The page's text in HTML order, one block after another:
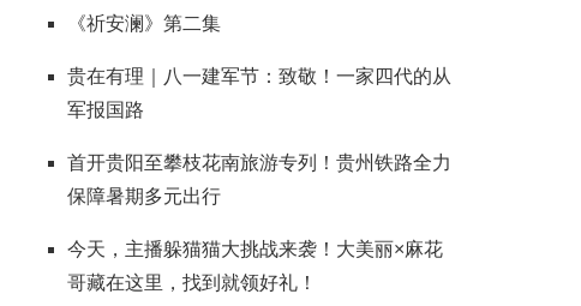
《祈安澜》第二集
贵在有理｜八一建军节：致敬！一家四代的从
军报国路
首开贵阳至攀枝花南旅游专列！贵州铁路全力
保障暑期多元出行
今天，主播躲猫猫大挑战来袭！大美丽×麻花
哥藏在这里，找到就领好礼！